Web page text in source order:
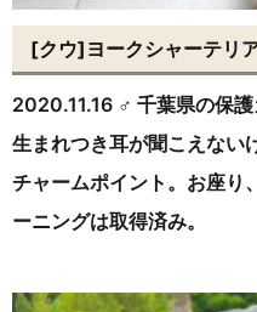
[クウ]ヨークシャーテリ
2020.11.16 ♂ 千葉県の保護
生まれつき耳が聞こえない
チャームポイント。お座り
ーニングは取得済み。